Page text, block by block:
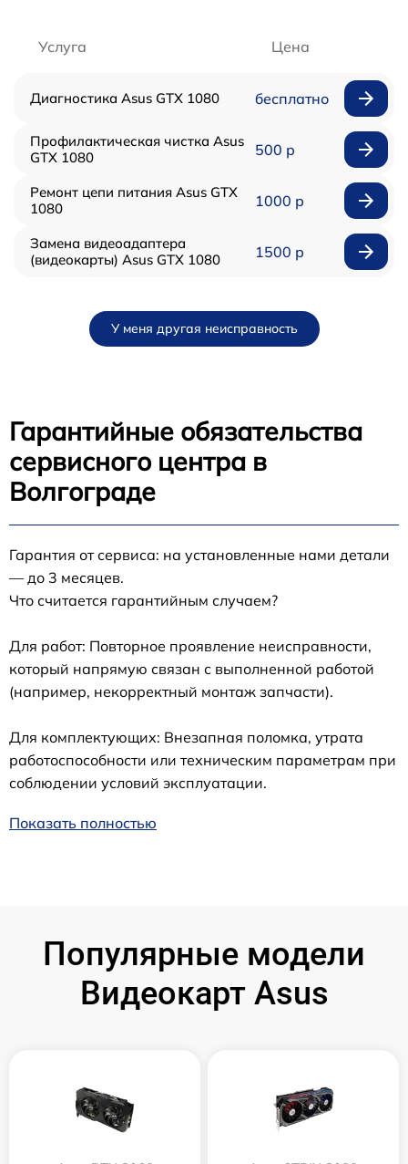
Услуга Цена
Диагностика Asus GTX 1080 бесплатно
Профилактическая чистка Asus
GTX 1080
500 р
Ремонт цепи питания Asus GTX
1080
1000 р
Замена видеоадаптера
(видеокарты) Asus GTX 1080
1500 р
У меня другая неисправность
Гарантийные обязательства
сервисного центра в
Волгограде
Гарантия от сервиса: на установленные нами детали
— до 3 месяцев.
Что считается гарантийным случаем?
Для работ: Повторное проявление неисправности,
который напрямую связан с выполненной работой
(например, некорректный монтаж запчасти).
Для комплектующих: Внезапная поломка, утрата
работоспособности или техническим параметрам при
соблюдении условий эксплуатации.
Показать полностью
Популярные модели
Видеокарт Asus